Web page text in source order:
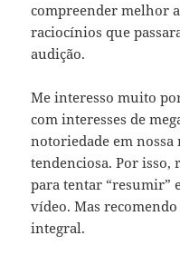
compreender melhor
raciocínios que
audição.
Me interesso muito
com interesses de
notoriedade em nossa
tendenciosa. Por isso,
para tentar “resumir”
vídeo. Mas
integral.